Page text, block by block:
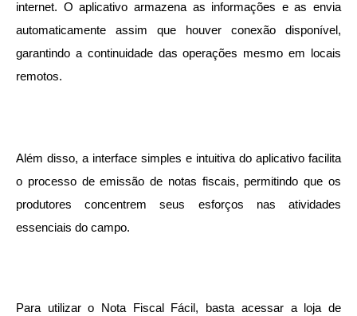
Serviço de Informação ao Cidadão
Galeria de Fotos
Arquivos para Download
Galeria de Vídeos
internet. O aplicativo armazena as informações e as envia
automaticamente assim que houver conexão disponível,
garantindo a continuidade das operações mesmo em locais
remotos.
Além disso, a interface simples e intuitiva do aplicativo facilita
o processo de emissão de notas fiscais, permitindo que os
produtores concentrem seus esforços nas atividades
essenciais do campo.
Para utilizar o Nota Fiscal Fácil, basta acessar a loja de